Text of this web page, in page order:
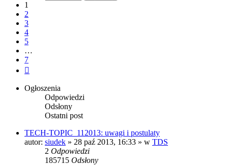
1
2
3
4
5
…
7
Ogłoszenia
Odpowiedzi
Odsłony
Ostatni post
TECH-TOPIC_112013: uwagi i postulaty
autor: siudek » 28 paź 2013, 16:33 » w TDS
2 Odpowiedzi
185715 Odsłony